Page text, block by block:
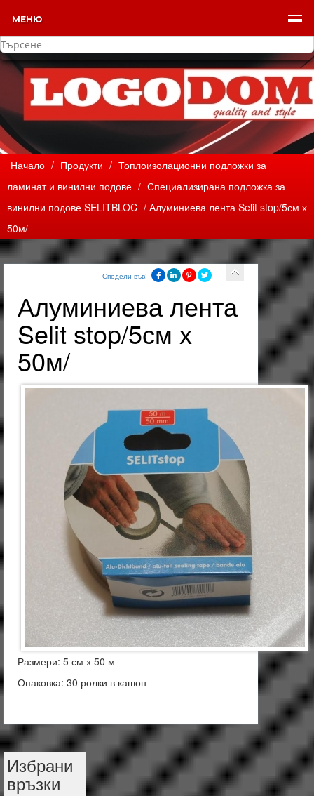
МЕНЮ
Начало / Продукти / Топлоизолационни подложки за
ламинат и винилни подове / Специализирана подложка за
винилни подове SELITBLOC / Алуминиева лента Selit stop/5см х
50м/
Сподели във:
Алуминиева лента
Selit stop/5см х
50м/
Размери: 5 см х 50 м
Опаковка: 30 ролки в кашон
Избрани
връзки